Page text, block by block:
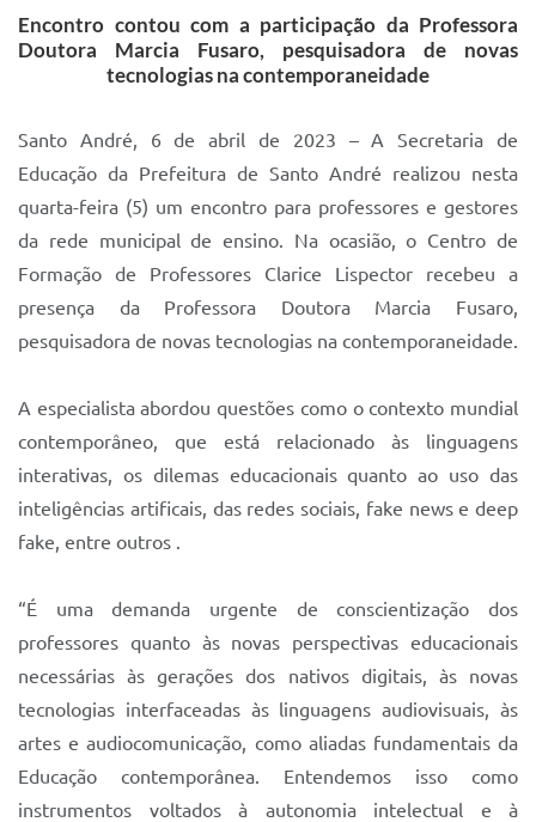
IPTU 2025
Lista de Comorbidades
Mobilidade Urbana Sustentável
Ouvidoria da Cidade
Passe Escolar
Parque Escola
Portal da Educação
Quadra Fiscal
Sistema Colab
Encontro contou com a participação da Professora
Doutora Marcia Fusaro, pesquisadora de novas
tecnologias na contemporaneidade
Santo André, 6 de abril de 2023 – A Secretaria de
Educação da Prefeitura de Santo André realizou nesta
quarta-feira (5) um encontro para professores e gestores
da rede municipal de ensino. Na ocasião, o Centro de
Formação de Professores Clarice Lispector recebeu a
presença da Professora Doutora Marcia Fusaro,
pesquisadora de novas tecnologias na contemporaneidade.
A especialista abordou questões como o contexto mundial
contemporâneo, que está relacionado às linguagens
interativas, os dilemas educacionais quanto ao uso das
inteligências artificais, das redes sociais, fake news e deep
fake, entre outros .
“É uma demanda urgente de conscientização dos
professores quanto às novas perspectivas educacionais
necessárias às gerações dos nativos digitais, às novas
tecnologias interfaceadas às linguagens audiovisuais, às
artes e audiocomunicação, como aliadas fundamentais da
Educação contemporânea. Entendemos isso como
instrumentos voltados à autonomia intelectual e à